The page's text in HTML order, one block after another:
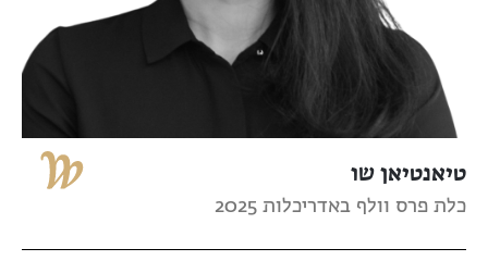
טיאנטיאן שו
כלת פרס וולף באדריכלות 2025